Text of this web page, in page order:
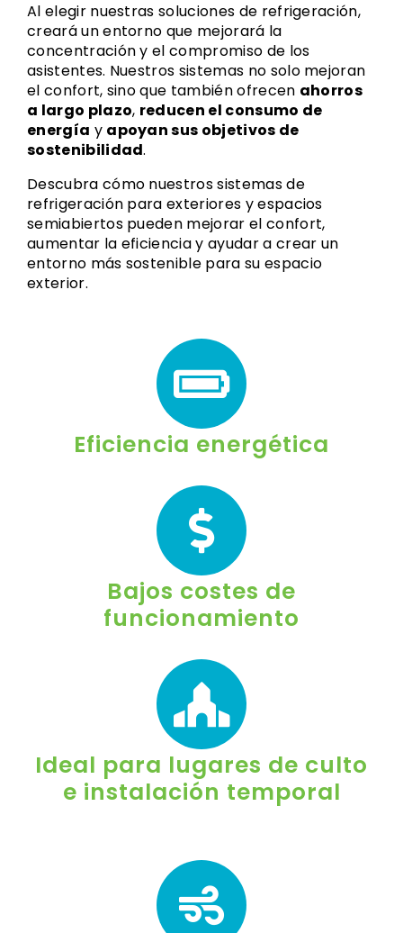
Al elegir nuestras soluciones de refrigeración,
creará un entorno que mejorará la
concentración y el compromiso de los
asistentes. Nuestros sistemas no solo mejoran
el confort, sino que también ofrecen ahorros
a largo plazo, reducen el consumo de
energía y apoyan sus objetivos de
sostenibilidad.
Descubra cómo nuestros sistemas de
refrigeración para exteriores y espacios
semiabiertos pueden mejorar el confort,
aumentar la eficiencia y ayudar a crear un
entorno más sostenible para su espacio
exterior.
Eficiencia energética
Bajos costes de
funcionamiento
Ideal para lugares de culto
e instalación temporal